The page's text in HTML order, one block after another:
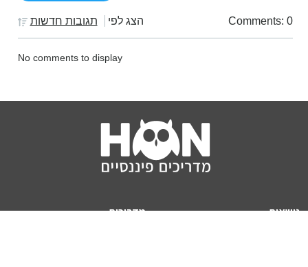
Comments: 0 הצג לפי תגובות חדשות
No comments to display
נושאים
מדריכים